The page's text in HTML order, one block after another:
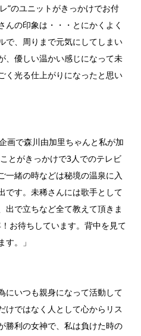
”のユニットがきっかけでお付
んの印象は・・・とにかくよく
で、周りまで元気にしてしまい
、優しい温かい感じになって未
く光る仕上がりになったと思い
画で森川由加里ちゃんと私が加
とがきっかけで3人でのテレビ
一緒の時などは秘境の温泉に入
です。未稀さんには歌手として
出で立ちなど全て教えて頂きま
お待ちしています。背中を見て
。」
にいつも親身になって活動して
けではなく人として心からリス
勝利の女神で、私は負けた時の